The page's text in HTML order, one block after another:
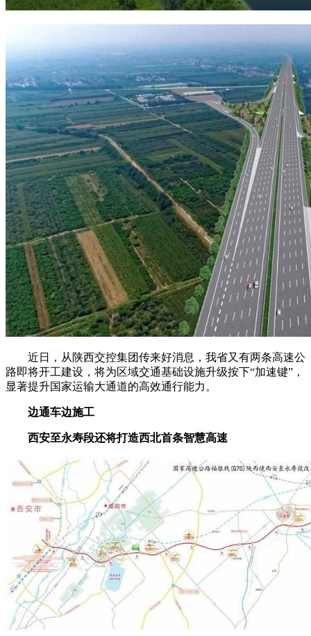
近日，从陕西交控集团传来好消息，我省又有两条高速公
路即将开工建设，将为区域交通基础设施升级按下“加速键”，
显著提升国家运输大通道的高效通行能力。
边通车边施工
西安至永寿段还将打造西北首条智慧高速